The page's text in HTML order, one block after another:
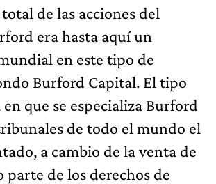
de las acciones del
era hasta aquí un
en este tipo de
Burford Capital. El tipo
que se especializa Burford
de todo el mundo el
a cambio de la venta de
de los derechos de